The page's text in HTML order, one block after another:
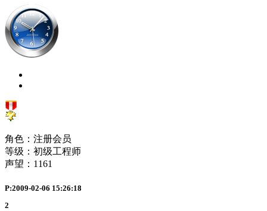
角色：注册会员
等级：初级工程师
声望： 1161
P:2009-02-06 15:26:18
2